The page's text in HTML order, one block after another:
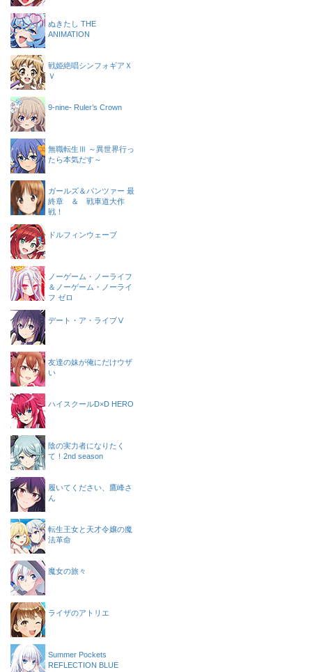
ぬきたし THE
ANIMATION
戦姫絶唱シンフォギアＸ
Ｖ
9-nine- Ruler’s Crown
無職転生Ⅲ ～異世界行っ
たら本気だす～
ガールズ＆パンツァー 最
終章 ＆ 戦車道大作
戦！
ドルフィンウェーブ
ノーゲーム・ノーライフ
＆ノーゲーム・ノーライ
フ ゼロ
デート・ア・ライブⅤ
友達の妹が俺にだけウザ
い
ハイスクールD×D HERO
陰の実力者になりたく
て！2nd season
履いてください、鷹峰さ
ん
転生王女と天才令嬢の魔
法革命
魔女の旅々
ライザのアトリエ
Summer Pockets
REFLECTION BLUE